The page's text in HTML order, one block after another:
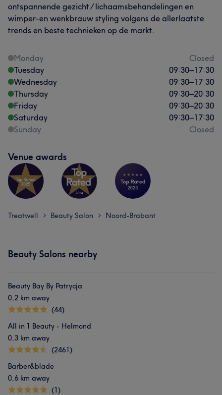
ontspannende gezicht / lichaamsbehandelingen en
wimper-en wenkbrauw styling volgens de allerlaatste
trends en beste technieken op de markt.
Monday
Closed
Tuesday
09:30–17:30
Wednesday
09:30–17:30
Thursday
09:30–20:30
Friday
09:30–20:30
Saturday
09:30–17:30
Sunday
Closed
Venue awards
Treatwell > Beauty Salon > Noord-Brabant
Beauty Salons nearby
Beauty Bay By Patrycja
0,2 km away
(44)
All in 1 Beauty - Helmond
0,3 km away
(2461)
Barber&blade
0,6 km away
(1)